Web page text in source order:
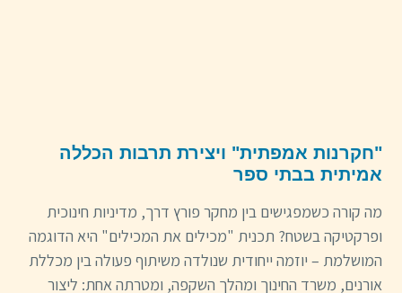
"חקרנות אמפתית" ויצירת תרבות הכללה
אמיתית בבתי ספר
מה קורה כשמפגישים בין מחקר פורץ דרך, מדיניות חינוכית
ופרקטיקה בשטח? תכנית "מכילים את המכילים" היא הדוגמה
המושלמת – יוזמה ייחודית שנולדה משיתוף פעולה בין מכללת
אורנים, משרד החינוך ומהלך השקפה, ומטרתה אחת: ליצור